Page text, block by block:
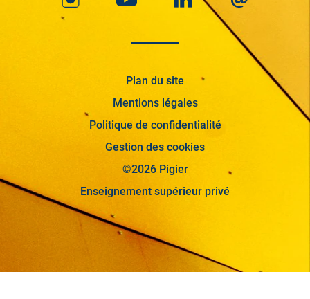
Plan du site
Mentions légales
Politique de confidentialité
Gestion des cookies
©2026 Pigier
Enseignement supérieur privé